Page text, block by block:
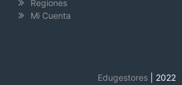
Regiones
Mi Cuenta
Edugestores 2022